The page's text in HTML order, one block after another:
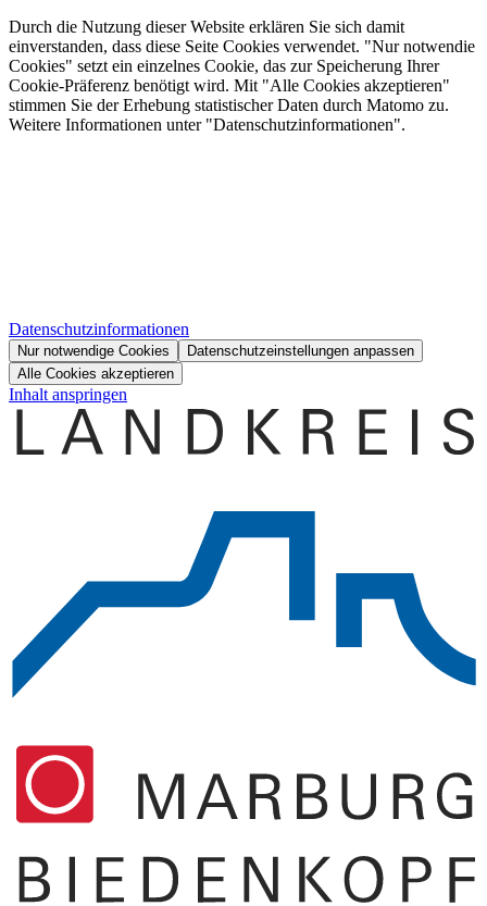
Durch die Nutzung dieser Website erklären Sie sich damit
einverstanden, dass diese Seite Cookies verwendet. "Nur notwendie
Cookies" setzt ein einzelnes Cookie, das zur Speicherung Ihrer
Cookie-Präferenz benötigt wird. Mit "Alle Cookies akzeptieren"
stimmen Sie der Erhebung statistischer Daten durch Matomo zu.
Weitere Informationen unter "Datenschutzinformationen".
Datenschutzinformationen
Nur notwendige Cookies
Datenschutzeinstellungen anpassen
Alle Cookies akzeptieren
Inhalt anspringen